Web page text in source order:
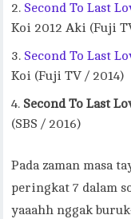
Second To Last
Koi 2012 Aki (Fuji
Second To Last
Koi (Fuji TV / 2014)
Second To Last
(SBS / 2016)
Pada zaman masa
peringkat 7 dalam
yaaahh nggak